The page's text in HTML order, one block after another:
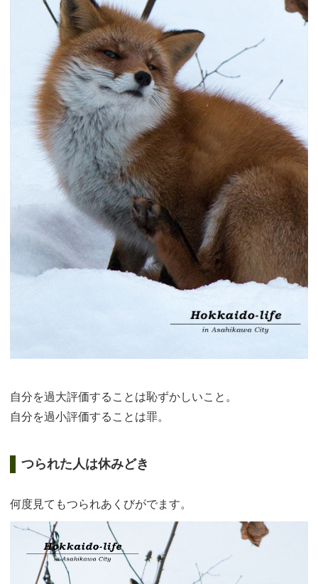
自分を過大評価することは恥ずかしいこと。
自分を過小評価することは罪。
つられた人は休みどき
何度見てもつられあくびがでます。